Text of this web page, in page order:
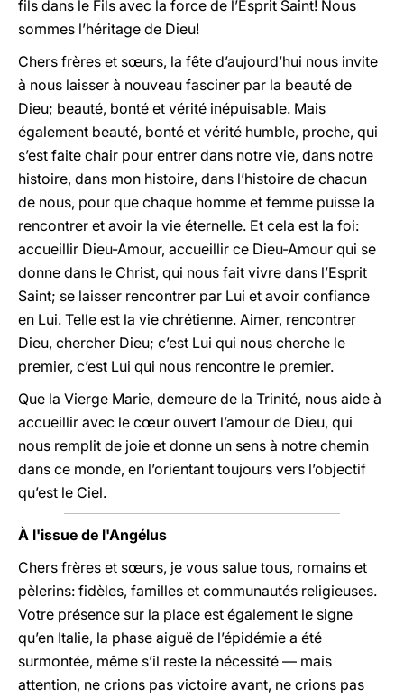
fils dans le Fils avec la force de l’Esprit Saint! Nous
sommes l’héritage de Dieu!
Chers frères et sœurs, la fête d’aujourd’hui nous invite
à nous laisser à nouveau fasciner par la beauté de
Dieu; beauté, bonté et vérité inépuisable. Mais
également beauté, bonté et vérité humble, proche, qui
s’est faite chair pour entrer dans notre vie, dans notre
histoire, dans mon histoire, dans l’histoire de chacun
de nous, pour que chaque homme et femme puisse la
rencontrer et avoir la vie éternelle. Et cela est la foi:
accueillir Dieu-Amour, accueillir ce Dieu-Amour qui se
donne dans le Christ, qui nous fait vivre dans l’Esprit
Saint; se laisser rencontrer par Lui et avoir confiance
en Lui. Telle est la vie chrétienne. Aimer, rencontrer
Dieu, chercher Dieu; c’est Lui qui nous cherche le
premier, c’est Lui qui nous rencontre le premier.
Que la Vierge Marie, demeure de la Trinité, nous aide à
accueillir avec le cœur ouvert l’amour de Dieu, qui
nous remplit de joie et donne un sens à notre chemin
dans ce monde, en l’orientant toujours vers l’objectif
qu’est le Ciel.
À l'issue de l'Angélus
Chers frères et sœurs, je vous salue tous, romains et
pèlerins: fidèles, familles et communautés religieuses.
Votre présence sur la place est également le signe
qu’en Italie, la phase aiguë de l’épidémie a été
surmontée, même s’il reste la nécessité — mais
attention, ne crions pas victoire avant, ne crions pas